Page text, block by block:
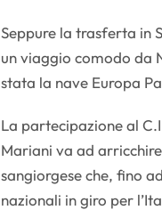
Seppure la trasferta in
un viaggio comodo da
stata la nave Europa
La partecipazione al
Mariani va ad
sangiorgese che, fino
nazionali in giro per